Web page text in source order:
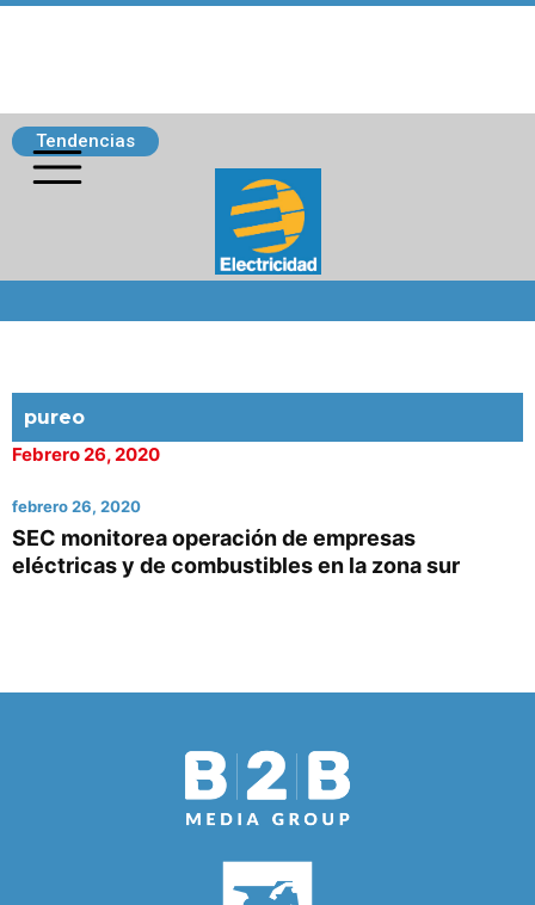
Tendencias
pureo
Febrero 26, 2020
febrero 26, 2020
SEC monitorea operación de empresas
eléctricas y de combustibles en la zona sur